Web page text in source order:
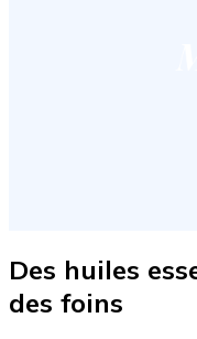
Des huiles
des foins